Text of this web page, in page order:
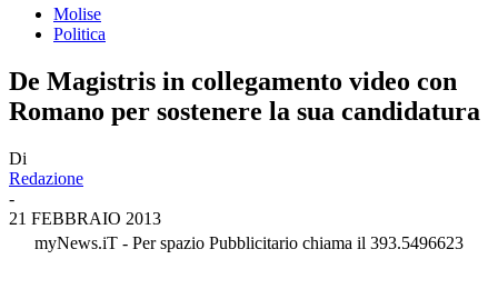
Molise
Politica
De Magistris in collegamento video con
Romano per sostenere la sua candidatura
Di
Redazione
-
21 FEBBRAIO 2013
myNews.iT - Per spazio Pubblicitario chiama il 393.5496623